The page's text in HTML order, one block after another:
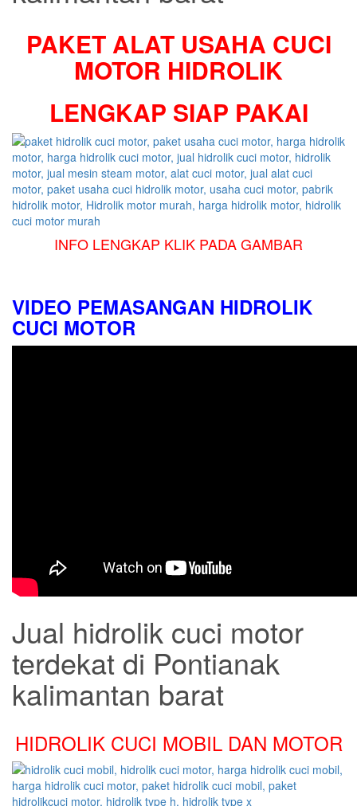
PAKET ALAT USAHA CUCI
MOTOR HIDROLIK
LENGKAP SIAP PAKAI
INFO LENGKAP KLIK PADA GAMBAR
VIDEO PEMASANGAN HIDROLIK
CUCI MOTOR
Jual hidrolik cuci motor
terdekat di Pontianak
kalimantan barat
HIDROLIK CUCI MOBIL DAN MOTOR